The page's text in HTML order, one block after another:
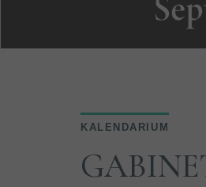
KALENDARIUM